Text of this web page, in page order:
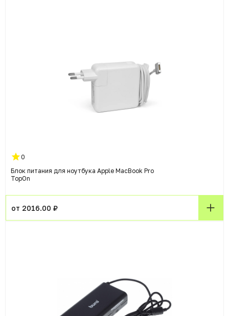
0
Блок питания для ноутбука Apple MacBook Pro
TopOn
от 2016.00 ₽